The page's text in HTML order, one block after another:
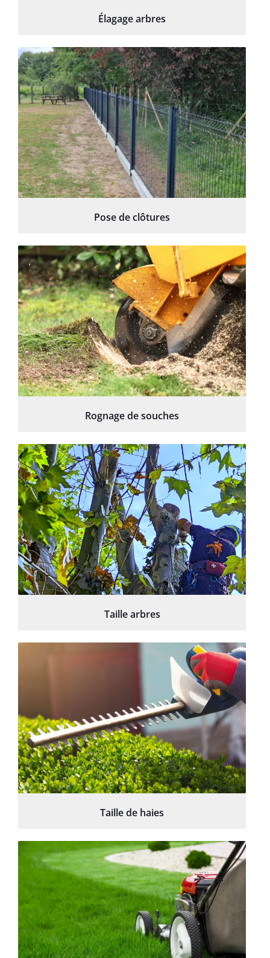
Élagage arbres
Pose de clôtures
Rognage de souches
Taille arbres
Taille de haies